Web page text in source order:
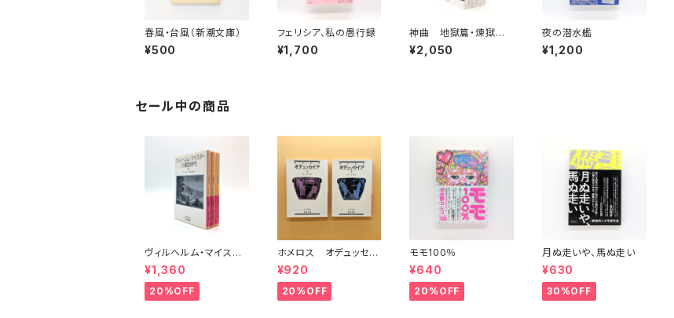
春風・台風（新潮文庫）
¥500
フェリシア、私の愚行録
¥1,700
神曲 地獄篇・煉獄編・
天国篇（河出文庫）
¥2,050
夜の潜水艦
¥1,200
セール中の商品
ヴィルヘルム・マイスタ
ーの遍歴時代 (上)(中)
(下)（岩波文庫）
¥1,360
20%OFF
ホメロス オデュッセイ
ア(上)(下) （岩波文庫）
¥920
20%OFF
モモ100％
¥640
20%OFF
月ぬ走いや、馬ぬ走い
¥630
30%OFF